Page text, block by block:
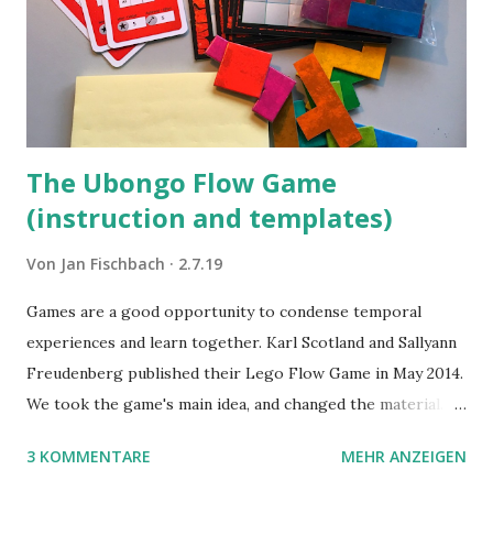
The Ubongo Flow Game
(instruction and templates)
Von Jan Fischbach 2.7.19
Games are a good opportunity to condense temporal
experiences and learn together. Karl Scotland and Sallyann
Freudenberg published their Lego Flow Game in May 2014.
We took the game's main idea, and changed the material.
Rejchtman's Ubongo Game. These are the instructions of
3 KOMMENTARE MEHR ANZEIGEN